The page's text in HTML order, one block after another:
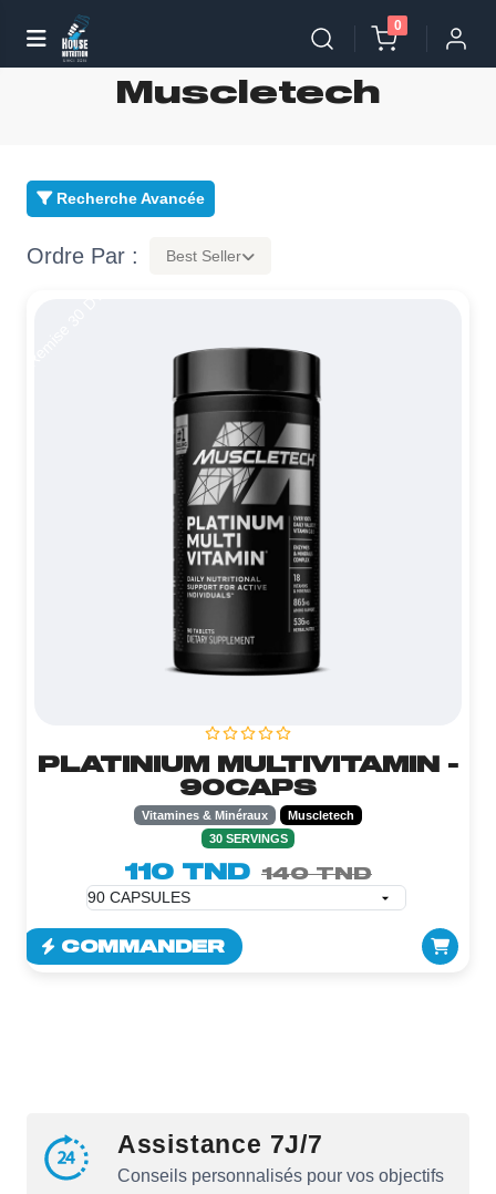
0
Muscletech
Recherche Avancée
Ordre Par : Best Seller
PLATINIUM MULTIVITAMIN -
90CAPS
Vitamines & Minéraux
Muscletech
30 SERVINGS
110 TND 140 TND
COMMANDER
Assistance 7J/7
Conseils personnalisés pour vos objectifs